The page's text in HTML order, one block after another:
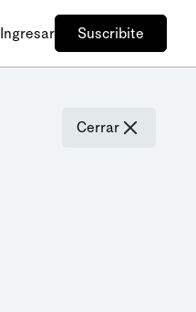
Ingresar Suscribite
Cerrar